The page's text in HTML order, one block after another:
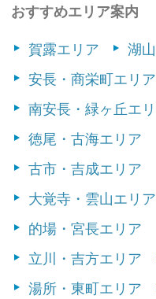
おすすめエリア案内
賀露エリア
湖
安長・商栄町エリア
南安長・緑ヶ丘エ
徳尾・古海エリア
古市・吉成エリア
大覚寺・雲山エリア
的場・宮長エリア
立川・吉方エリア
湯所・東町エリア